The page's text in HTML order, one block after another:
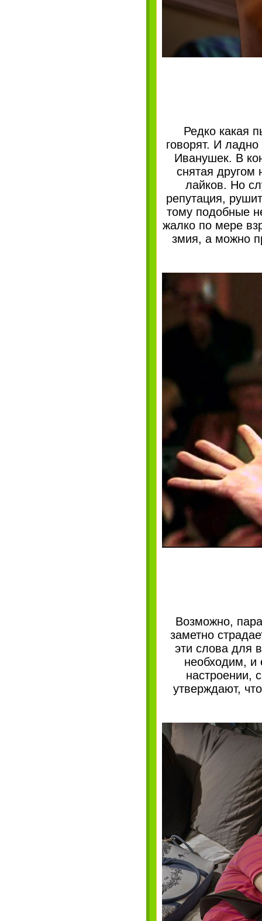
Редко какая
говорят. И
Иванушек. В
снятая другом
лайков. Но
репутация,
тому подобные
жалко по мере
змия, а можно
Возможно,
заметно
эти слова для
необходим, и
настроении,
утверждают,